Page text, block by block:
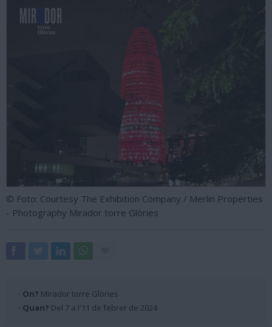
© Foto: Courtesy The Exhibition Company / Merlin Properties
- Photography Mirador torre Glòries
· On? Mirador torre Glòries
· Quan? Del 7 a l'11 de febrer de 2024